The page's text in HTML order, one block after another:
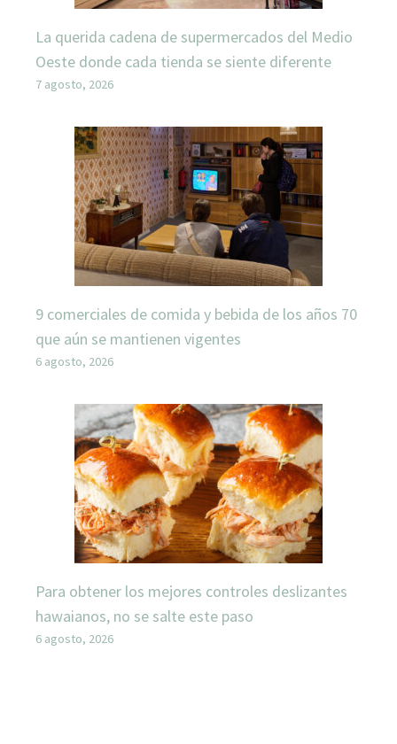
La querida cadena de supermercados del Medio
Oeste donde cada tienda se siente diferente
7 agosto, 2026
9 comerciales de comida y bebida de los años 70
que aún se mantienen vigentes
6 agosto, 2026
Para obtener los mejores controles deslizantes
hawaianos, no se salte este paso
6 agosto, 2026